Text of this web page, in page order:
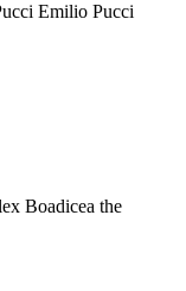
Emilio Pucci
Boadicea the